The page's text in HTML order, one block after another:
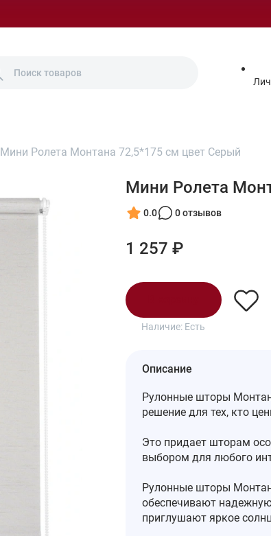
Мини Ролета Монтана 72,5*175 см цвет Серый
Мини Ролета
0.0 0 отзывов
1 257 ₽
Наличие: Есть
Описание
Рулонные шторы
решение для тех, кто
Это придает шторам
выбором для любого
Рулонные шторы
обеспечивают
приглушают яркое